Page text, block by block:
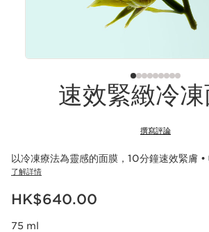
速效緊緻冷
撰寫評論
以冷凍療法為靈感的面膜，10分鐘速效緊膚 •
了解詳情
現在價格HK$640.00
HK$640.00
75 ml